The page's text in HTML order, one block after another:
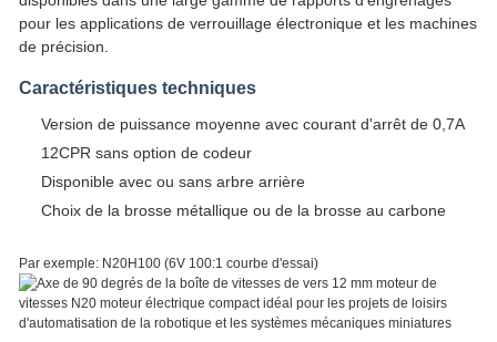
pour les applications de verrouillage électronique et les machines
de précision.
Caractéristiques techniques
Version de puissance moyenne avec courant d'arrêt de 0,7A
12CPR sans option de codeur
Disponible avec ou sans arbre arrière
Choix de la brosse métallique ou de la brosse au carbone
Par exemple: N20H100 (6V 100:1 courbe d'essai)